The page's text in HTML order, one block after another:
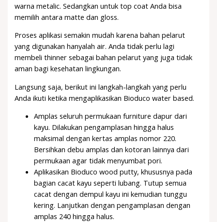
warna metalic. Sedangkan untuk top coat Anda bisa
memilih antara matte dan gloss.
Proses aplikasi semakin mudah karena bahan pelarut
yang digunakan hanyalah air. Anda tidak perlu lagi
membeli thinner sebagai bahan pelarut yang juga tidak
aman bagi kesehatan lingkungan.
Langsung saja, berikut ini langkah-langkah yang perlu
Anda ikuti ketika mengaplikasikan Bioduco water based.
Amplas seluruh permukaan furniture dapur dari
kayu. Dilakukan pengamplasan hingga halus
maksimal dengan kertas amplas nomor 220.
Bersihkan debu amplas dan kotoran lainnya dari
permukaan agar tidak menyumbat pori.
Aplikasikan Bioduco wood putty, khususnya pada
bagian cacat kayu seperti lubang. Tutup semua
cacat dengan dempul kayu ini kemudian tunggu
kering. Lanjutkan dengan pengamplasan dengan
amplas 240 hingga halus.